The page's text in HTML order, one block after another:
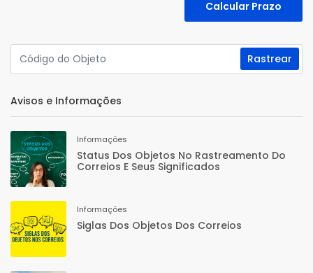
Avisos e Informações
Informações
Status Dos Objetos No Rastreamento Do
Correios E Seus Significados
Informações
Siglas Dos Objetos Dos Correios